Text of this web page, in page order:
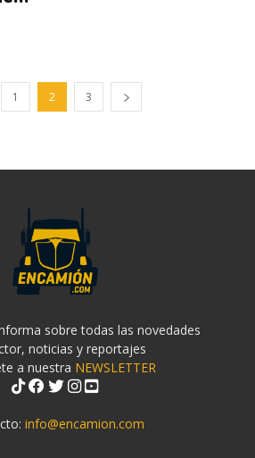
1 2 3
sobre todas las novedades
noticias y reportajes
a nuestra NEWSLETTER
info@encamion.com